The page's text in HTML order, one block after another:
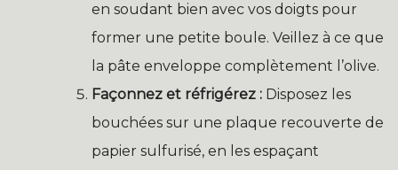
en soudant bien avec vos doigts pour
former une petite boule. Veillez à ce que
la pâte enveloppe complètement l’olive.
Façonnez et réfrigérez : Disposez les
bouchées sur une plaque recouverte de
papier sulfurisé, en les espaçant